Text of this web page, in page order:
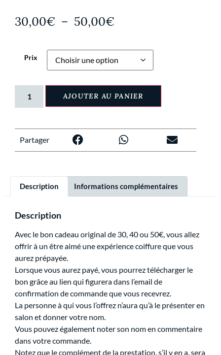
30,00€ – 50,00€
Prix
AJOUTER AU PANIER
Partager
Description Informations complémentaires
Description
Avec le bon cadeau original de 30, 40 ou 50€, vous allez
offrir à un être aimé une expérience coiffure que vous
aurez prépayée.
Lorsque vous aurez payé, vous pourrez télécharger le
bon grâce au lien qui figurera dans l’email de
confirmation de commande que vous recevrez.
La personne à qui vous l’offrez n’aura qu’à le présenter en
salon et donner votre nom.
Vous pouvez également noter son nom en commentaire
dans votre commande.
Notez que le complément de la prestation, s’il y en a, sera